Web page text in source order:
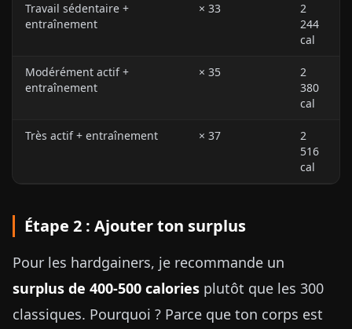
Travail sédentaire +
entraînement
× 33
2
244
cal
Modérément actif +
entraînement
× 35
2
380
cal
Très actif + entraînement × 37
2
516
cal
Étape 2 : Ajouter ton surplus
Pour les hardgainers, je recommande un
surplus de 400-500 calories plutôt que les 300
classiques. Pourquoi ? Parce que ton corps est